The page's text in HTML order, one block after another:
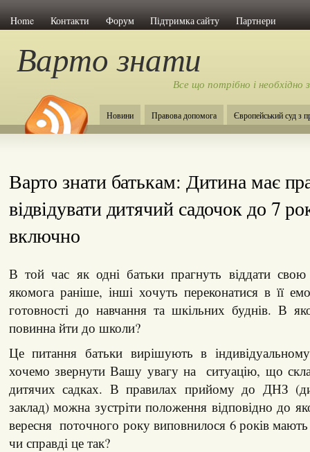
Home Контакти Форум Підтримка сайту Партнери
Варто знати
Все що потрібно і
Новини Правова допомога Європейський суд з
Варто знати батькам: Дитина має
відвідувати дитячий садочок до 7
включно
В той час як одні батьки прагнуть віддати
якомога раніше, інші хочуть переконатися в її
готовності до навчання та шкільних буднів. В
повинна йти до школи?
Це питання батьки вирішують в
хочемо звернути Вашу увагу на ситуацію, що
дитячих садках. В правилах прийому до ДНЗ
заклад) можна зустріти положення відповідно до
вересня поточного року виповнилося 6 років
чи справді це так?